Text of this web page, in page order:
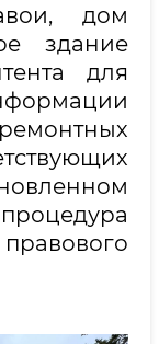
дом
здание
для